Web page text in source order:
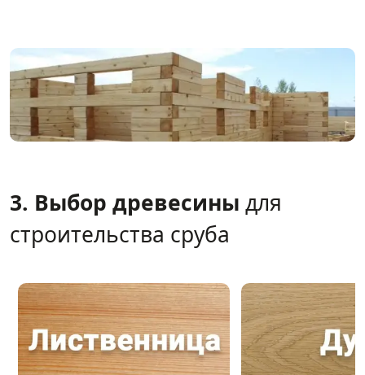
3. Выбор древесины для
строительства сруба